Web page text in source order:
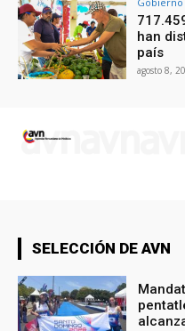
han
país
agosto 8,
SELECCIÓN DE AVN